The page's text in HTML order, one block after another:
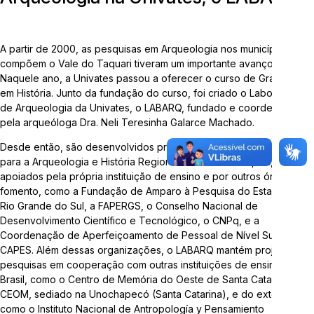
A partir de 2000, as pesquisas em Arqueologia nos municípios que
compõem o Vale do Taquari tiveram um importante avanço.
Naquele ano, a Univates passou a oferecer o curso de Graduação
em História. Junto da fundação do curso, foi criado o Laboratório
de Arqueologia da Univates, o LABARQ, fundado e coordenado
pela arqueóloga Dra. Neli Teresinha Galarce Machado.
Desde então, são desenvolvidos projetos acadêmicos voltados
para a Arqueologia e História Regional do Vale do Taquari,
apoiados pela própria instituição de ensino e por outros órgãos de
fomento, como a Fundação de Amparo à Pesquisa do Estado do
Rio Grande do Sul, a FAPERGS, o Conselho Nacional de
Desenvolvimento Científico e Tecnológico, o CNPq, e a
Coordenação de Aperfeiçoamento de Pessoal de Nível Superior, a
CAPES. Além dessas organizações, o LABARQ mantém projetos de
pesquisas em cooperação com outras instituições de ensino do
Brasil, como o Centro de Memória do Oeste de Santa Catarina, o
CEOM, sediado na Unochapecó (Santa Catarina), e do exterior,
como o Instituto Nacional de Antropología y Pensamiento
E-mail:arqueologia@univates.br
Desenvolvido por
"Esta obra foi realizada com recursos da Lei Complementar
nº 195/2022, Lei Paulo Gustavo"